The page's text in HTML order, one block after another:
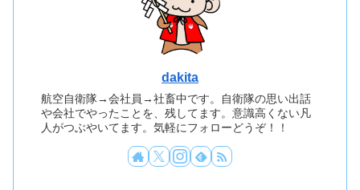
dakita
航空自衛隊→会社員→社畜中です。自衛隊の思い出話
や会社でやったことを、残してます。意識高くない凡
人がつぶやいてます。気軽にフォローどうぞ！！